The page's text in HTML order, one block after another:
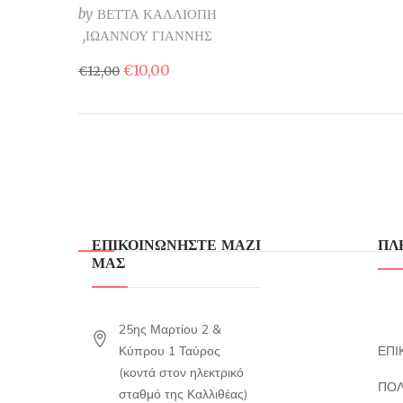
by ΒΕΤΤΑ ΚΑΛΛΙΟΠΗ
ΙΩΑΝΝΟΥ ΓΙΑΝΝΗΣ
€12,00 Original
price
€12,00.
€10,00
είναι:
ΕΠΙΚΟΙΝΩΝΗΣΤΕ ΜΑΖΙ
ΜΑΣ
25ης Μαρτίου 2 &
Κύπρου 1 Ταύρος
(κοντά στον ηλεκτρικό
σταθμό της Καλλιθέας)